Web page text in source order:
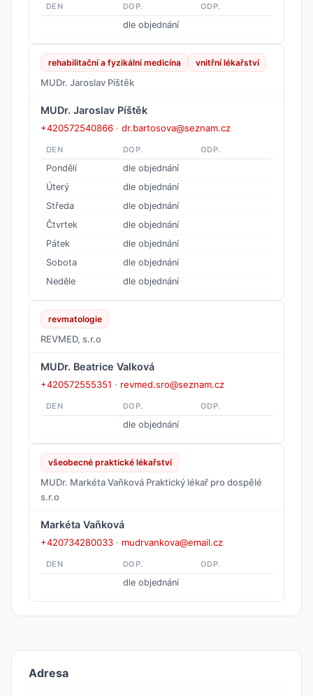
DEN DOP. ODP.
dle objednání
rehabilitační a fyzikální medicína vnitřní lékařství
MUDr. Jaroslav Píštěk
MUDr. Jaroslav Píštěk
+420572540866 · dr.bartosova@seznam.cz
DEN DOP. ODP.
Pondělí
dle objednání
Úterý
dle objednání
Středa
dle objednání
Čtvrtek
dle objednání
Pátek
dle objednání
Sobota
dle objednání
Neděle
dle objednání
revmatologie
REVMED, s.r.o
MUDr. Beatrice Valková
+420572555351 · revmed.sro@seznam.cz
DEN DOP. ODP.
dle objednání
všeobecné praktické lékařství
MUDr. Markéta Vaňková Praktický lékař pro dospělé
s.r.o
Markéta Vaňková
+420734280033 · mudrvankova@email.cz
DEN DOP. ODP.
dle objednání
Adresa